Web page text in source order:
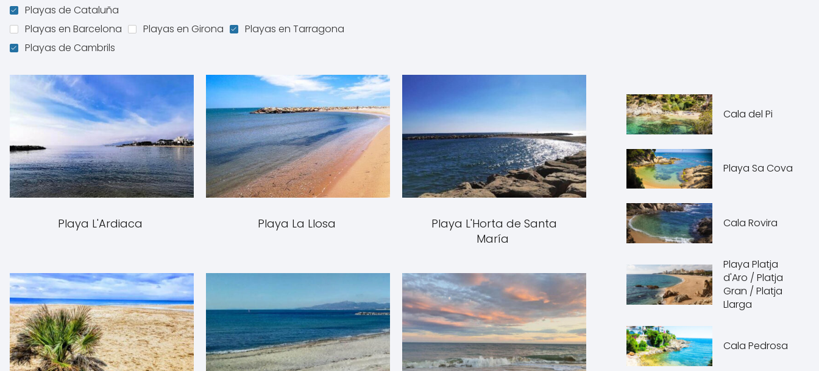
Playas de Cataluña
Playas en Barcelona
Playas en Girona
Playas en Tarragona
Playas de Cambrils
Playa L'Ardiaca Playa La Llosa
Playa L'Horta de Santa
María
Cala del Pi
Playa Sa Cova
Cala Rovira
Playa Platja
d'Aro / Platja
Gran / Platja
Llarga
Cala Pedrosa